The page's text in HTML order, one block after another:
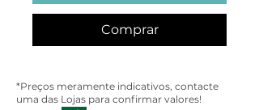
Comprar
*Preços meramente indicativos, contacte
uma das Lojas para confirmar valores!